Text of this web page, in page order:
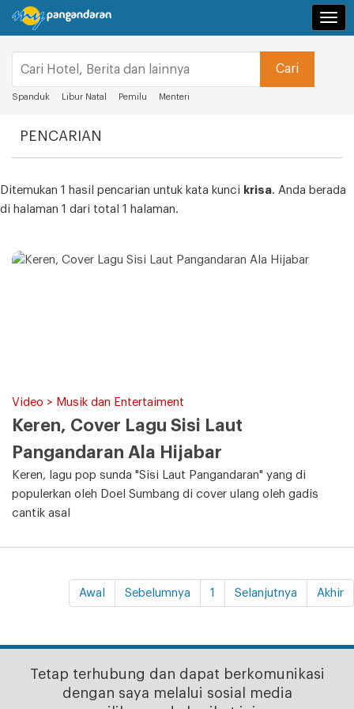
Spanduk Libur Natal Pemilu Menteri
PENCARIAN
Ditemukan 1 hasil pencarian untuk kata kunci krisa. Anda berada
di halaman 1 dari total 1 halaman.
Video > Musik dan Entertaiment
Keren, Cover Lagu Sisi Laut
Pangandaran Ala Hijabar
Keren, lagu pop sunda "Sisi Laut Pangandaran" yang di
populerkan oleh Doel Sumbang di cover ulang oleh gadis
cantik asal
Awal Sebelumnya 1 Selanjutnya Akhir
Tetap terhubung dan dapat berkomunikasi
dengan saya melalui sosial media